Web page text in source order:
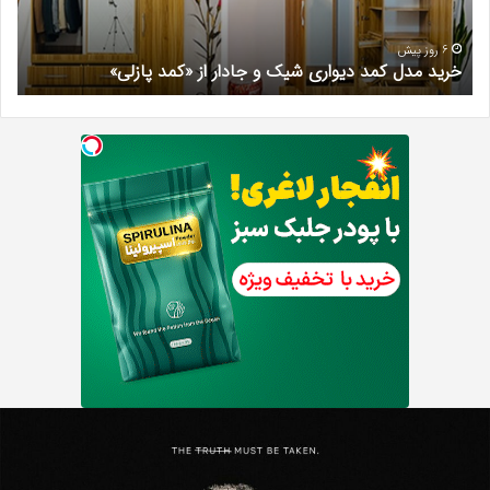
از
«کمد
پازلی»
6 روز پیش
خرید مدل کمد دیواری شیک و جادار از «کمد پازلی»